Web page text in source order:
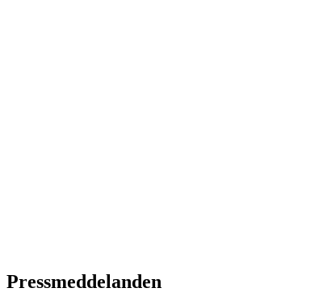
Pressmeddelanden